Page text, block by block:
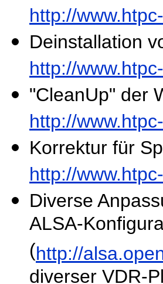
http://
Deinstallation
http://
"CleanUp" der
http://
Korrektur für
http://
Diverse
ALSA-
(http://
diverser VDR-